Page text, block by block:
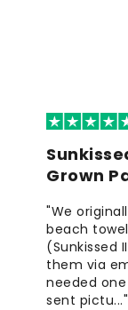
Grown
"We
beach
(Sunkissed
them via
needed
sent pictu..."